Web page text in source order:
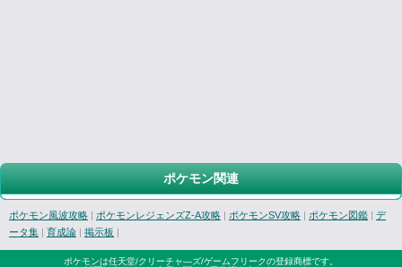
ポケモン関連
ポケモン風波攻略 | ポケモンレジェンズZ-A攻略 | ポケモンSV攻略 | ポケモン図鑑 | デ
ータ集 | 育成論 | 掲示板 |
ポケモンは任天堂/クリーチャ―ズ/ゲームフリークの登録商標です。